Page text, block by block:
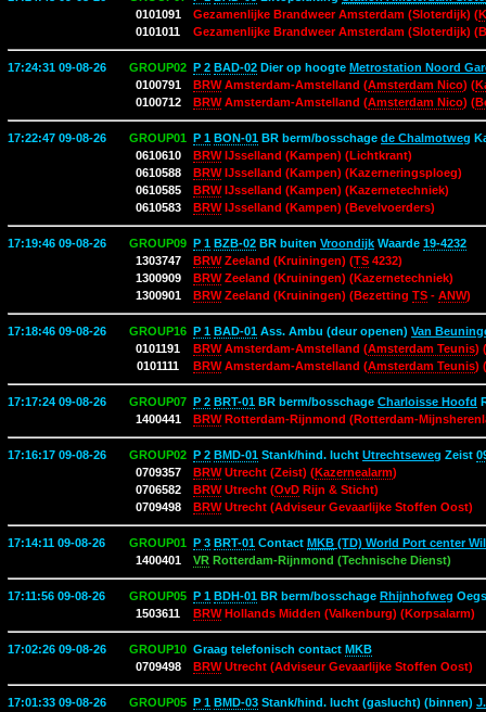
0101091
Gezamenlijke Brandweer Amsterdam (Sloterdijk) (
0101011
Gezamenlijke Brandweer Amsterdam (Sloterdijk)
17:24:31 09-08-26 GROUP02 P 2 BAD-02 Dier op hoogte Metrostation Noord
0100791
BRWAmsterdam-Amstelland (Amsterdam Nico) (
0100712
BRWAmsterdam-Amstelland (Amsterdam Nico) (
17:22:47 09-08-26 GROUP01 P 1 BON-01 BR berm/bosschage de Chalmotweg
0610610
BRWIJsselland (Kampen) (Lichtkrant)
0610588
BRWIJsselland (Kampen) (Kazerneringsploeg)
0610585
BRWIJsselland (Kampen) (Kazernetechniek)
0610583
BRWIJsselland (Kampen) (Bevelvoerders)
17:19:46 09-08-26 GROUP09 P 1 BZB-02 BR buiten Vroondijk Waarde 19-4232
1303747
BRWZeeland (Kruiningen) (TS 4232)
1300909
BRWZeeland (Kruiningen) (Kazernetechniek)
1300901
BRWZeeland (Kruiningen) (Bezetting TS - ANW)
17:18:46 09-08-26 GROUP16 P 1 BAD-01 Ass. Ambu (deur openen) Van
0101191
BRWAmsterdam-Amstelland (Amsterdam Teunis) (
0101111
BRWAmsterdam-Amstelland (Amsterdam Teunis)
17:17:24 09-08-26 GROUP07 P 2 BRT-01 BR berm/bosschage Charloisse Hoofd
1400441
BRWRotterdam-Rijnmond (Rotterdam-
17:16:17 09-08-26 GROUP02 P 2 BMD-01 Stank/hind. lucht Utrechtseweg Zeist
0709357
BRWUtrecht (Zeist) (Kazernealarm)
0706582
BRWUtrecht (OvD Rijn & Sticht)
0709498
BRWUtrecht (Adviseur Gevaarlijke Stoffen Oost)
17:14:11 09-08-26 GROUP01 P 3 BRT-01 Contact MKB (TD) World Port center
1400401
VR Rotterdam-Rijnmond (Technische Dienst)
17:11:56 09-08-26 GROUP05 P 1 BDH-01 BR berm/bosschage Rhijnhofweg
1503611
BRWHollands Midden (Valkenburg) (Korpsalarm)
17:02:26 09-08-26 GROUP10 Graag telefonisch contact MKB
0709498
BRWUtrecht (Adviseur Gevaarlijke Stoffen Oost)
17:01:33 09-08-26 GROUP05 P 1 BMD-03 Stank/hind. lucht (gaslucht) (binnen)